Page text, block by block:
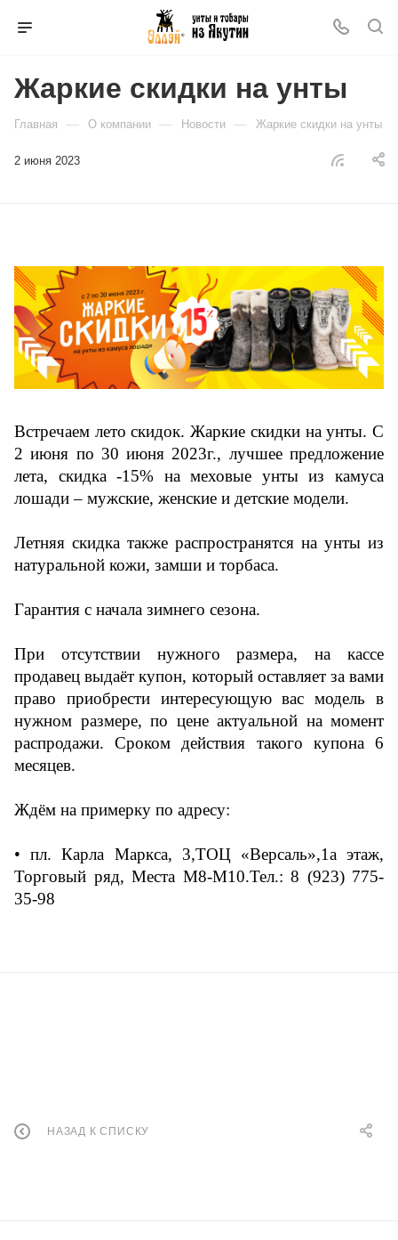
Жаркие скидки на унты
Главная — О компании — Новости — Жаркие скидки на унты
2 июня 2023
Встречаем лето скидок. Жаркие скидки на унты. С
2 июня по 30 июня 2023г., лучшее предложение
лета, скидка -15% на меховые унты из камуса
лошади – мужские, женские и детские модели.
Летняя скидка также распространятся на унты из
натуральной кожи, замши и торбаса.
Гарантия с начала зимнего сезона.
При отсутствии нужного размера, на кассе
продавец выдаёт купон, который оставляет за вами
право приобрести интересующую вас модель в
нужном размере, по цене актуальной на момент
распродажи. Сроком действия такого купона 6
месяцев.
Ждём на примерку по адресу:
• пл. Карла Маркса, 3,ТОЦ «Версаль»,1а этаж,
Торговый ряд, Места М8-М10.Тел.: 8 (923) 775-
35-98
НАЗАД К СПИСКУ